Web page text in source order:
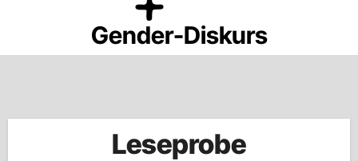
Gender-Diskurs
Leseprobe